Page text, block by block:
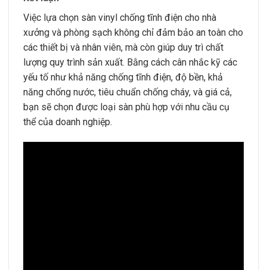
Việc lựa chọn sàn vinyl chống tĩnh điện cho nhà
xưởng và phòng sạch không chỉ đảm bảo an toàn cho
các thiết bị và nhân viên, mà còn giúp duy trì chất
lượng quy trình sản xuất. Bằng cách cân nhắc kỹ các
yếu tố như khả năng chống tĩnh điện, độ bền, khả
năng chống nước, tiêu chuẩn chống cháy, và giá cả,
bạn sẽ chọn được loại sàn phù hợp với nhu cầu cụ
thể của doanh nghiệp.